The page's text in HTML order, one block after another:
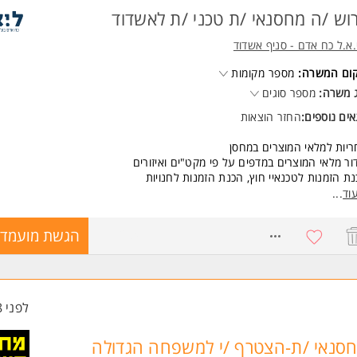
משרות ומידע על תיגבור 1 >
/ה מחסנאי /ת טכני /ת לאשדוד
כח אדם - סניף אשדוד
המשרה: מספר מקומות
משרה: מספר סוגים
נוספים:החזר הוצאות
למלאי המוצרים במחסן
מלאי המוצרים במדפים על פי מקט"ים ואיזורים
הזמנות לטכנאיי חוץ, הכנת הזמנות לחנויות
קבלת סחורה מספקים, קבלת החזרות מחנויות ולקוחות פרטיים
נוספות במידת הצורך.
מלגזה- יתרון
בסיסי ביישומי מחשב- חובה
עוד...
הגשת
לפני 8 שעות
/ת-הצטרף /י למשפחה הגדולה